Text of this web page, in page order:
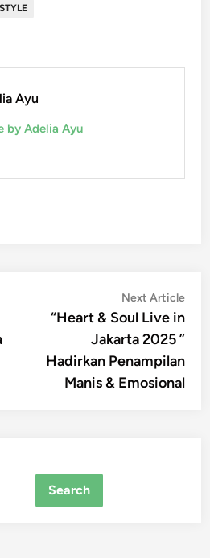
STYLE
Ayu
by Adelia Ayu
Next Article
“Heart & Soul Live in
Jakarta 2025 ”
Hadirkan Penampilan
Manis & Emosional
Search